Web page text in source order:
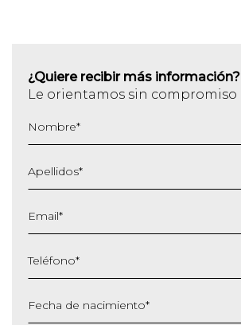
¿Quiere recibir más información?
Le orientamos sin compromiso
Nombre*
Apellidos*
Email*
Teléfono*
Fecha de nacimiento*